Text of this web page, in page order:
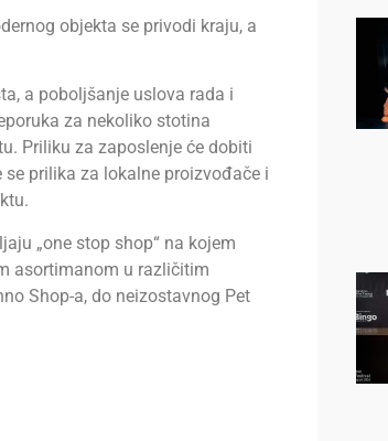
objekta se privodi kraju, a
a poboljšanje uslova rada i
za nekoliko stotina
Priliku za zaposlenje će dobiti
prilika za lokalne proizvođače i
„one stop shop“ na kojem
asortimanom u različitim
Shop-a, do neizostavnog Pet